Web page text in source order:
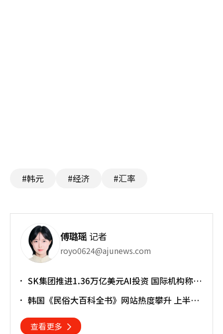
#韩元 #经济 #汇率
傅璐瑶 记者
royo0624@ajunews.com
SK集团推进1.36万亿美元AI投资 国际机构称将
韩国《民俗大百科全书》网站热度攀升 上半年
查看更多